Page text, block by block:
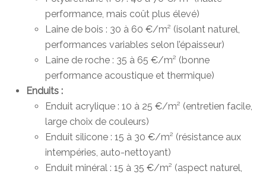
performance, mais coût plus élevé)
Laine de bois : 30 à 60 €/m² (isolant naturel,
performances variables selon l’épaisseur)
Laine de roche : 35 à 65 €/m² (bonne
performance acoustique et thermique)
Enduits :
Enduit acrylique : 10 à 25 €/m² (entretien facile,
large choix de couleurs)
Enduit silicone : 15 à 30 €/m² (résistance aux
intempéries, auto-nettoyant)
Enduit minéral : 15 à 35 €/m² (aspect naturel,